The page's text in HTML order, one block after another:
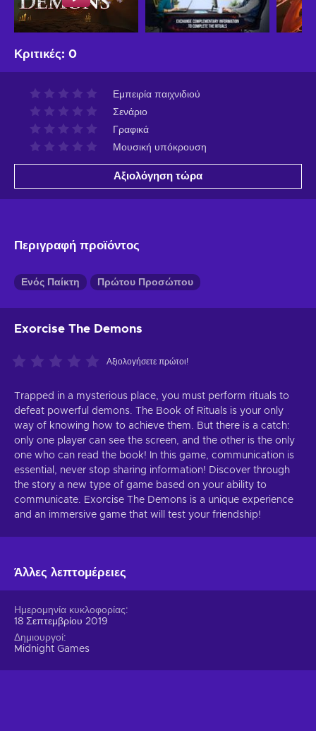
Κριτικές: 0
Εμπειρία παιχνιδιού
Σενάριο
Γραφικά
Μουσική υπόκρουση
Αξιολόγηση τώρα
Περιγραφή προϊόντος
Ενός Παίκτη Πρώτου Προσώπου
Exorcise The Demons
Αξιολογήσετε πρώτοι!
Trapped in a mysterious place, you must perform rituals to
defeat powerful demons. The Book of Rituals is your only
way of knowing how to achieve them. But there is a catch:
only one player can see the screen, and the other is the only
one who can read the book! In this game, communication is
essential, never stop sharing information! Discover through
the story a new type of game based on your ability to
communicate. Exorcise The Demons is a unique experience
and an immersive game that will test your friendship!
Άλλες λεπτομέρειες
Ημερομηνία κυκλοφορίας
18 Σεπτεμβρίου 2019
Δημιουργοί
Midnight Games